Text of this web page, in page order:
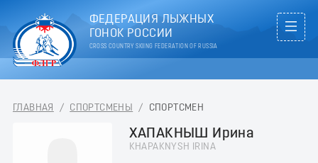
ФЕДЕРАЦИЯ ЛЫЖНЫХ
ГОНОК РОССИИ
CROSS COUNTRY SKIING FEDERATION OF RUSSIA
ГЛАВНАЯ / СПОРТСМЕНЫ / СПОРТСМЕН
ХАПАКНЫШ Ирина
KHAPAKNYSH IRINA